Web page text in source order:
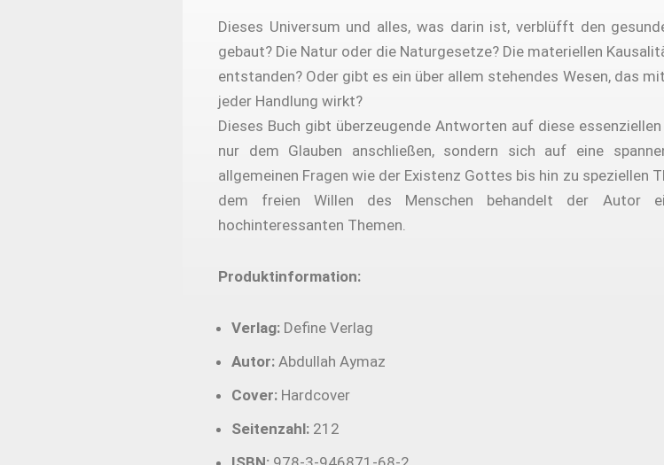
Dieses Universum und alles, was darin ist, verblüfft den
gebaut? Die Natur oder die Naturgesetze? Die materiellen
entstanden? Oder gibt es ein über allem stehendes Wesen, das
jeder Handlung wirkt?
Dieses Buch gibt überzeugende Antworten auf diese
nur dem Glauben anschließen, sondern sich auf eine
allgemeinen Fragen wie der Existenz Gottes bis hin zu speziellen
dem freien Willen des Menschen behandelt der Autor
hochinteressanten Themen.
Produktinformation:
Verlag: Define Verlag
Autor: Abdullah Aymaz
Cover: Hardcover
Seitenzahl: 212